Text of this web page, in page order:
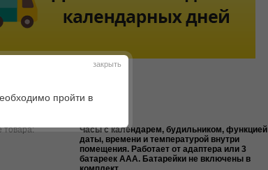
товара:
Часы с календарем, будильником, функцией
даты, времени и температурой внутри
помещения. Работает от адаптера или 3
батареек ААА. Батарейки не включены в
закрыть
пройти в